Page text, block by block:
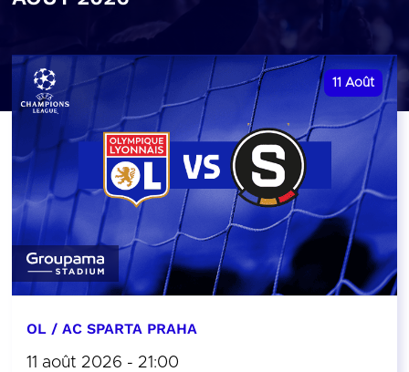
11 Août
OL / AC SPARTA PRAHA
11 août 2026 - 21:00